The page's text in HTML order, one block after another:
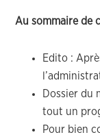
Au sommaire de
Edito :
Dossier du
tout un
Pour bien